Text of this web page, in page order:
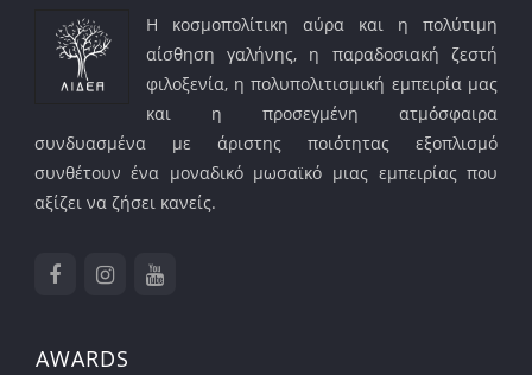
Η κοσμοπολίτικη αύρα και η πολύτιμη
αίσθηση γαλήνης, η παραδοσιακή ζεστή
φιλοξενία, η πολυπολιτισμική εμπειρία μας
και η προσεγμένη ατμόσφαιρα
συνδυασμένα με άριστης ποιότητας εξοπλισμό
συνθέτουν ένα μοναδικό μωσαϊκό μιας εμπειρίας που
αξίζει να ζήσει κανείς.
AWARDS